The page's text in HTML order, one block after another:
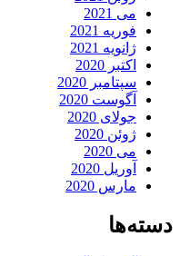
می 2021
فوریه 2021
ژانویه 2021
اکتبر 2020
سپتامبر 2020
آگوست 2020
جولای 2020
ژوئن 2020
می 2020
آوریل 2020
مارس 2020
دسته‌ها